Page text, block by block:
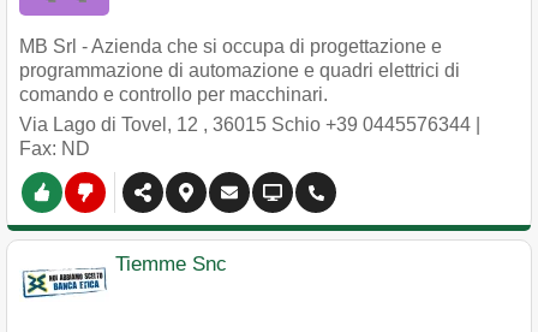
MB Srl - Azienda che si occupa di progettazione e
programmazione di automazione e quadri elettrici di
comando e controllo per macchinari.
Via Lago di Tovel, 12 , 36015 Schio +39 0445576344
Fax: ND
Tiemme Snc